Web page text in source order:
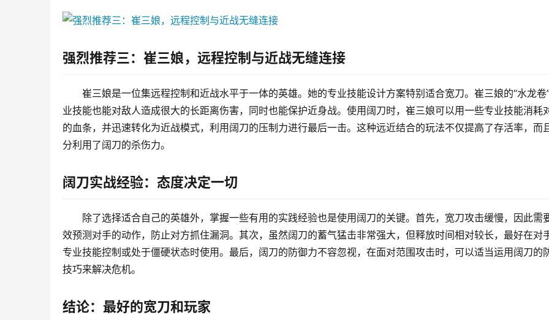
强烈推荐三：崔三娘，远程控制与近战无缝连接
崔三娘是一位集远程控制和近战水平于一体的英雄。她的专业技能设计方案特别适合宽刀。崔三娘的“水龙卷
业技能也能对敌人造成很大的长距离伤害，同时也能保护近身战。使用阔刀时，崔三娘可以用一些专业技能消耗
的血条，并迅速转化为近战模式，利用阔刀的压制力进行最后一击。这种远近结合的玩法不仅提高了存活率，而
分利用了阔刀的杀伤力。
阔刀实战经验：态度决定一切
除了选择适合自己的英雄外，掌握一些有用的实践经验也是使用阔刀的关键。首先，宽刀攻击缓慢，因此需
效预测对手的动作，防止对方抓住漏洞。其次，虽然阔刀的蓄气猛击非常强大，但释放时间相对较长，最好在对
专业技能控制或处于僵硬状态时使用。最后，阔刀的防御力不容忽视，在面对范围攻击时，可以适当运用阔刀的
技巧来解决危机。
结论：最好的宽刀和玩家